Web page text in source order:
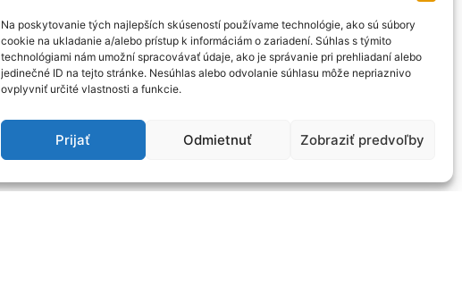
Na poskytovanie tých najlepších skúseností používame technológie, ako sú súbory
cookie na ukladanie a/alebo prístup k informáciám o zariadení. Súhlas s týmito
technológiami nám umožní spracovávať údaje, ako je správanie pri prehliadaní alebo
jedinečné ID na tejto stránke. Nesúhlas alebo odvolanie súhlasu môže nepriaznivo
ovplyvniť určité vlastnosti a funkcie.
Prijať Odmietnuť Zobraziť predvoľby